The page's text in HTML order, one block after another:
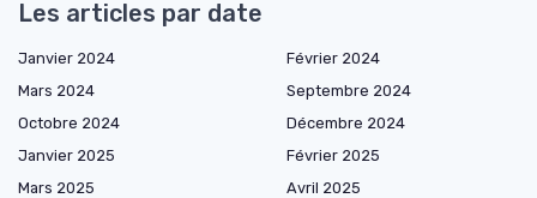
Les articles par date
Janvier 2024
Février 2024
Mars 2024
Septembre 2024
Octobre 2024
Décembre 2024
Janvier 2025
Février 2025
Mars 2025
Avril 2025